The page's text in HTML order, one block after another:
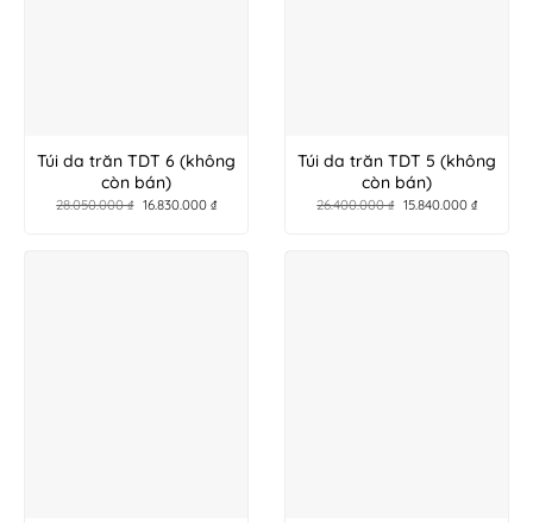
Túi da trăn TDT 6 (không
còn bán)
28.050.000₫ 16.830.000 ₫
Túi da trăn TDT 5 (không
còn bán)
26.400.000₫ 15.840.000 ₫